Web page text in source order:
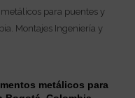
metálicos para